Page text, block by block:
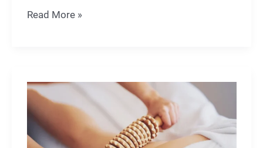
Boostez
bien-
être
avec
la
Read More »